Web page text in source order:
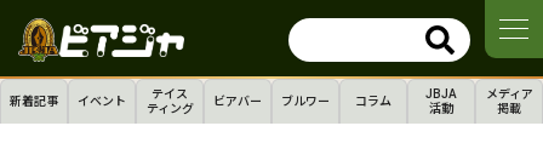
新着記事 イベント
テイス
ティング
ビアバー ブルワー コラム
JBJA
活動
メディア
掲載